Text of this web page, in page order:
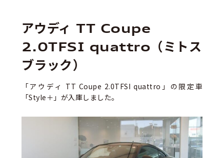
アウディ TT Coupe
2.0TFSI quattro（ミトス
ブラック）
「アウディ TT Coupe 2.0TFSI quattro」の限定車
「Style＋」が入庫しました。